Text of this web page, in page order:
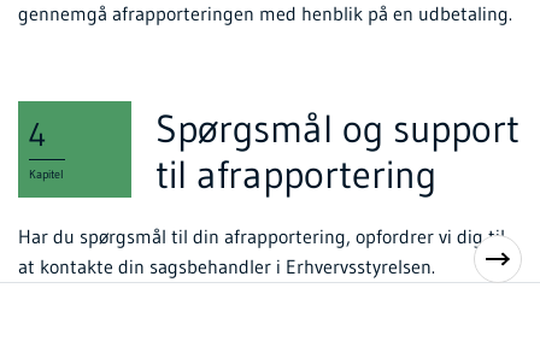
gennemgå afrapporteringen med henblik på en udbetaling.
Kapitel
4
Spørgsmål og support
til afrapportering
Har du spørgsmål til din afrapportering, opfordrer vi dig til
at kontakte din sagsbehandler i Erhvervsstyrelsen.